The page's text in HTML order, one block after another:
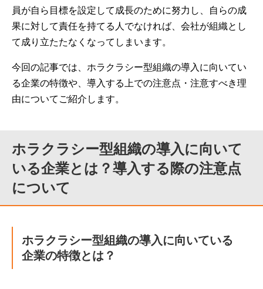
員が自ら目標を設定して成長のために努力し、自らの成
果に対して責任を持てる人でなければ、会社が組織とし
て成り立たたなくなってしまいます。
今回の記事では、ホラクラシー型組織の導入に向いてい
る企業の特徴や、導入する上での注意点・注意すべき理
由についてご紹介します。
ホラクラシー型組織の導入に向いて
いる企業とは？導入する際の注意点
について
ホラクラシー型組織の導入に向いている
企業の特徴とは？